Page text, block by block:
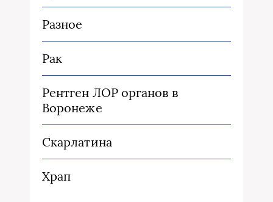
Разное
Рак
Рентген ЛОР органов в
Воронеже
Скарлатина
Храп